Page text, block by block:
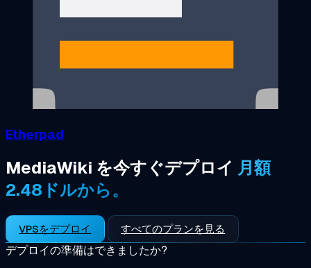
Etherpad
MediaWiki を今すぐデプロイ 月額
2.48ドルから。
VPSをデプロイ すべてのプランを見る
デプロイの準備はできましたか?